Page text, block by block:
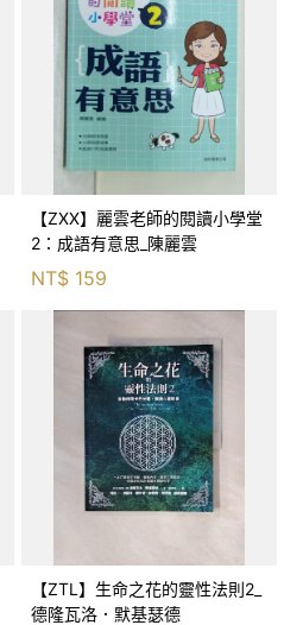
【ZXX】麗雲老師的閱讀小學堂
2：成語有意思_陳麗雲
NT$ 159
【ZTL】生命之花的靈性法則2_
德隆瓦洛．默基瑟德